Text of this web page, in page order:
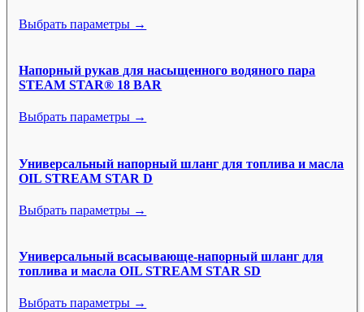
Выбрать параметры →
Напорный рукав для насыщенного водяного пара
STEAM STAR® 18 BAR
Выбрать параметры →
Универсальный напорный шланг для топлива и масла
OIL STREAM STAR D
Выбрать параметры →
Универсальный всасывающе-напорный шланг для
топлива и масла OIL STREAM STAR SD
Выбрать параметры →